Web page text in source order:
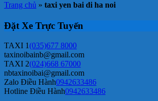
Trang chủ » taxi yen bai di ha noi
Đặt Xe Trực Tuyến
TAXI 1(035)677 8000
taxinoibainb@gmail.com
TAXI 2(024)668 67000
nbtaxinoibai@gmail.com
Zalo Điều Hành0942633486
Hotline Điều Hành0942633486